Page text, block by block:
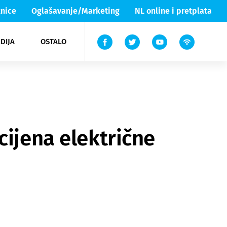
Oglašavanje/Marketing NL online i pretplata
OSTALO
Lika & Senj
TV
električne